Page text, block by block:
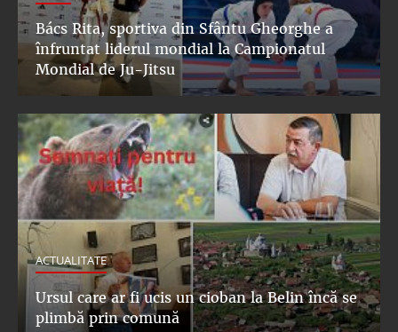
Bács Rita, sportiva din Sfântu Gheorghe a
înfruntat liderul mondial la Campionatul
Mondial de Ju-Jitsu
ACTUALITATE
Ursul care ar fi ucis un cioban la Belin încă se
plimbă prin comună